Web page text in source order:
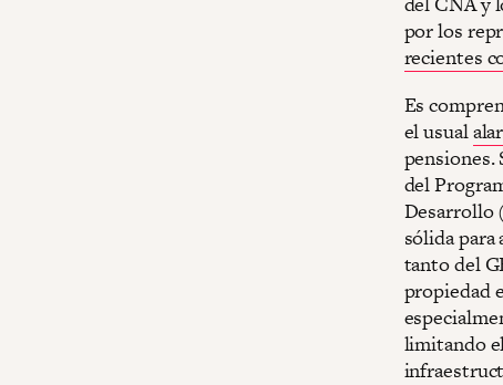
por los
recientes
Es
el usual
pensiones.
del
Desarrollo
sólida
tanto del
propiedad
limitando